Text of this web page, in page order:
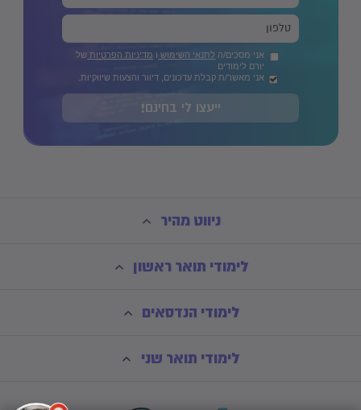
אני מסכים/ה לתנאי השימוש ו מדיניות הפרטיות של
יורם לימודים
אני מאשר/ת קבלת עדכונים, דיוור והצעות שיווקיות.
ייעצו לי בחינם!
ניווט מהיר
לימודי תואר ראשון
לימודי הנדסאים
לימודי תואר שני